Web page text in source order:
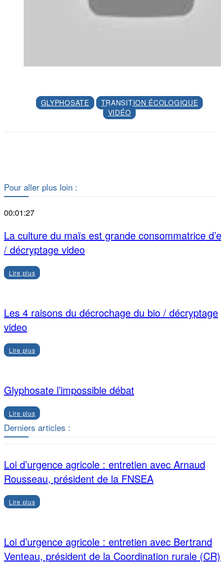
GLYPHOSATE
TRANSITION ÉCOLOGIQUE
VIDÉO
Pour aller plus loin :
00:01:27
La culture du maïs est grande consommatrice
/ décryptage video
Lire plus
Les 4 raisons du décrochage du bio / décryptage
video
Lire plus
Glyphosate l’impossible débat
Lire plus
Derniers articles :
Loi d’urgence agricole : entretien avec Arnaud
Rousseau, président de la FNSEA
Lire plus
Loi d’urgence agricole : entretien avec Bertrand
Venteau, président de la Coordination rurale (CR)